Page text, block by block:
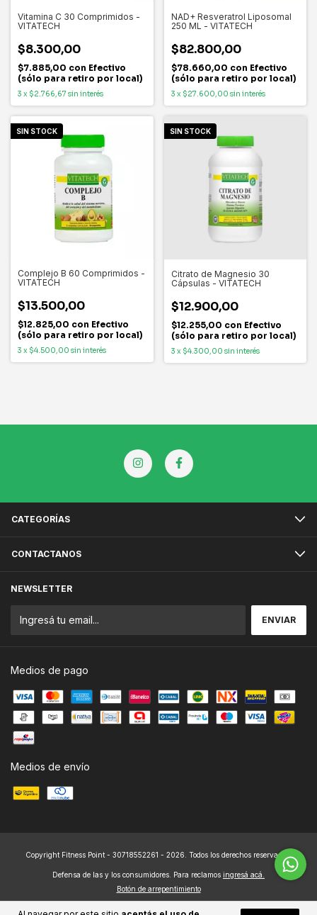
Vitamina C 30 Comprimidos -
VITATECH
$8.300,00
$7.885,00 con Efectivo
(sólo para retiro por local)
3 x $2.766,67 sin interés
NAD+ Resveratrol Liposomal
250 ML - VITATECH
$82.800,00
$78.660,00 con Efectivo
(sólo para retiro por local)
3 x $27.600,00 sin interés
SIN STOCK
Complejo B 60 Comprimidos -
VITATECH
$13.500,00
$12.825,00 con Efectivo
(sólo para retiro por local)
3 x $4.500,00 sin interés
SIN STOCK
Citrato de Magnesio 30
Cápsulas - VITATECH
$12.900,00
$12.255,00 con Efectivo
(sólo para retiro por local)
3 x $4.300,00 sin interés
CATEGORÍAS
CONTACTANOS
NEWSLETTER
Medios de pago
Medios de envío
Copyright Fitness Point - 30718552261 - 2026. Todos los derechos reservados.
Defensa de las y los consumidores. Para reclamos ingresá acá.
Botón de arrepentimiento